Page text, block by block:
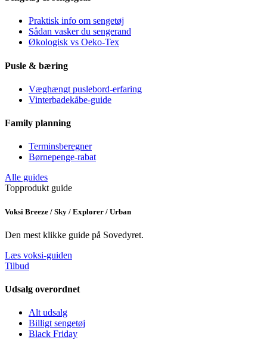
Praktisk info om sengetøj
Sådan vasker du sengerand
Økologisk vs Oeko-Tex
Pusle & bæring
Væghængt puslebord-erfaring
Vinterbadekåbe-guide
Family planning
Terminsberegner
Børnepenge-rabat
Alle guides
Topprodukt guide
Voksi Breeze / Sky / Explorer / Urban
Den mest klikke guide på Sovedyret.
Læs voksi-guiden
Tilbud
Udsalg overordnet
Alt udsalg
Billigt sengetøj
Black Friday